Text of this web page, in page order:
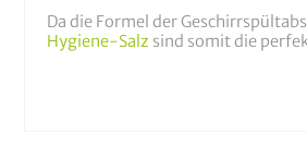
Da die Formel der
Hygiene-Salz sind somit die